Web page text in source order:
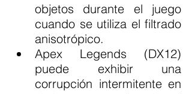
objetos durante el juego
cuando se utiliza el filtrado
anisotrópico.
Apex Legends (DX12)
puede exhibir una
corrupción intermitente en